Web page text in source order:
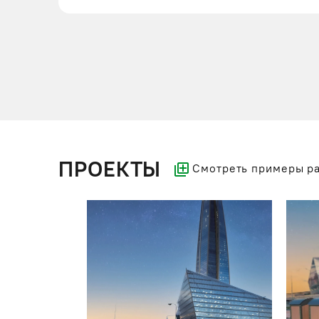
ПРОЕКТЫ Смотреть примеры